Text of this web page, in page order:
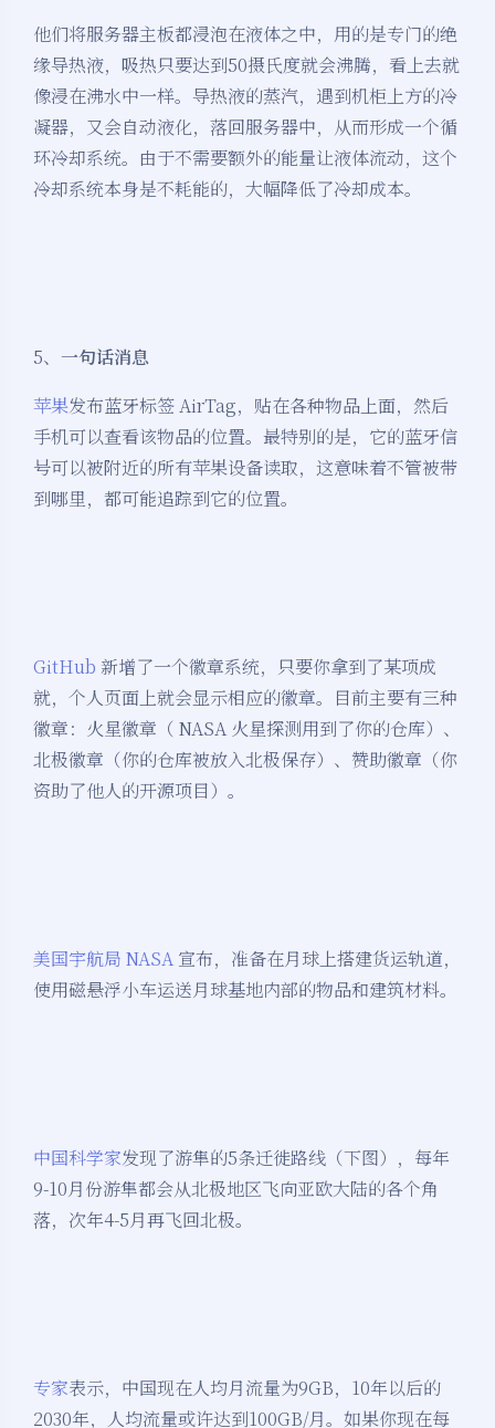
他们将服务器主板都浸泡在液体之中，用的是专门的绝
缘导热液，吸热只要达到50摄氏度就会沸腾，看上去就
像浸在沸水中一样。导热液的蒸汽，遇到机柜上方的冷
凝器，又会自动液化，落回服务器中，从而形成一个循
环冷却系统。由于不需要额外的能量让液体流动，这个
冷却系统本身是不耗能的，大幅降低了冷却成本。
5、 一句话消息
苹果发布蓝牙标签 AirTag，贴在各种物品上面，然后
手机可以查看该物品的位置。最特别的是，它的蓝牙信
号可以被附近的所有苹果设备读取，这意味着不管被带
到哪里，都可能追踪到它的位置。
GitHub 新增了一个徽章系统，只要你拿到了某项成
就，个人页面上就会显示相应的徽章。目前主要有三种
徽章：火星徽章（ NASA 火星探测用到了你的仓库）、
北极徽章（你的仓库被放入北极保存）、赞助徽章（你
资助了他人的开源项目）。
美国宇航局 NASA 宣布，准备在月球上搭建货运轨道，
使用磁悬浮小车运送月球基地内部的物品和建筑材料。
中国科学家发现了游隼的5条迁徙路线（下图），每年
9-10月份游隼都会从北极地区飞向亚欧大陆的各个角
落，次年4-5月再飞回北极。
专家表示，中国现在人均月流量为9GB，10年以后的
2030年，人均流量或许达到100GB/月。如果你现在每